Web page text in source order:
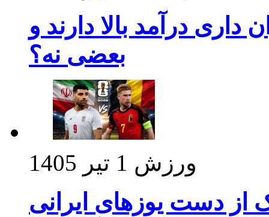
درآمد بالا دارند و
بعضی نه؟
ورزش 1 تیر 1405
از دست یوزهای ایرانی